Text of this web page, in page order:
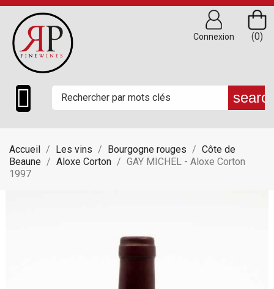

(0)
Connexion
Accueil Les vins Bourgogne rouges
Côte de
Beaune
Aloxe Corton
GAY MICHEL - Aloxe Corton
1997